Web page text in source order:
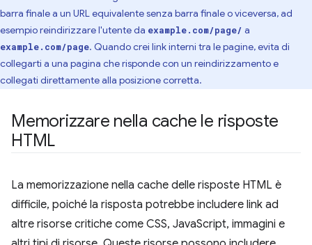
barra finale a un URL equivalente senza barra finale o viceversa, ad
esempio reindirizzare l'utente da example.com/page/ a
example.com/page. Quando crei link interni tra le pagine, evita di
collegarti a una pagina che risponde con un reindirizzamento e
collegati direttamente alla posizione corretta.
Memorizzare nella cache le risposte
HTML
La memorizzazione nella cache delle risposte HTML è
difficile, poiché la risposta potrebbe includere link ad
altre risorse critiche come CSS, JavaScript, immagini e